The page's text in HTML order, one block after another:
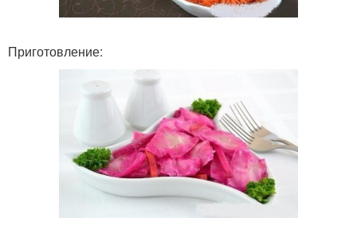
Приготовление: